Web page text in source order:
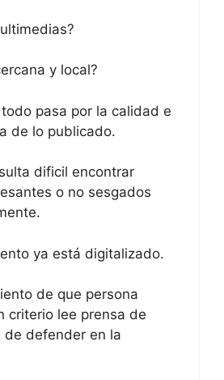
y local?
pasa por la calidad e
de lo publicado.
dificil encontrar
o no sesgados
ya está digitalizado.
de que persona
criterio lee prensa de
de defender en la